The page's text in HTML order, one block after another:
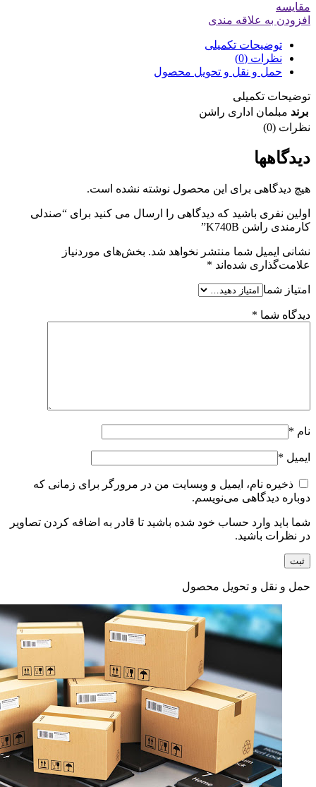
مقایسه
افزودن به علاقه مندی
توضیحات تکمیلی
نظرات (0)
حمل و نقل و تحویل محصول
توضیحات تکمیلی
برند مبلمان اداری راشن
نظرات (0)
دیدگاهها
هیچ دیدگاهی برای این محصول نوشته نشده است.
اولین نفری باشید که دیدگاهی را ارسال می کنید برای “صندلی
کارمندی راشن K740B”
نشانی ایمیل شما منتشر نخواهد شد. بخش‌های موردنیاز
علامت‌گذاری شده‌اند *
امتیاز شما
دیدگاه شما *
نام *
ایمیل *
ذخیره نام، ایمیل و وبسایت من در مرورگر برای زمانی که
دوباره دیدگاهی می‌نویسم.
شما باید وارد حساب خود شده باشید تا قادر به اضافه کردن تصاویر
در نظرات باشید.
حمل و نقل و تحویل محصول